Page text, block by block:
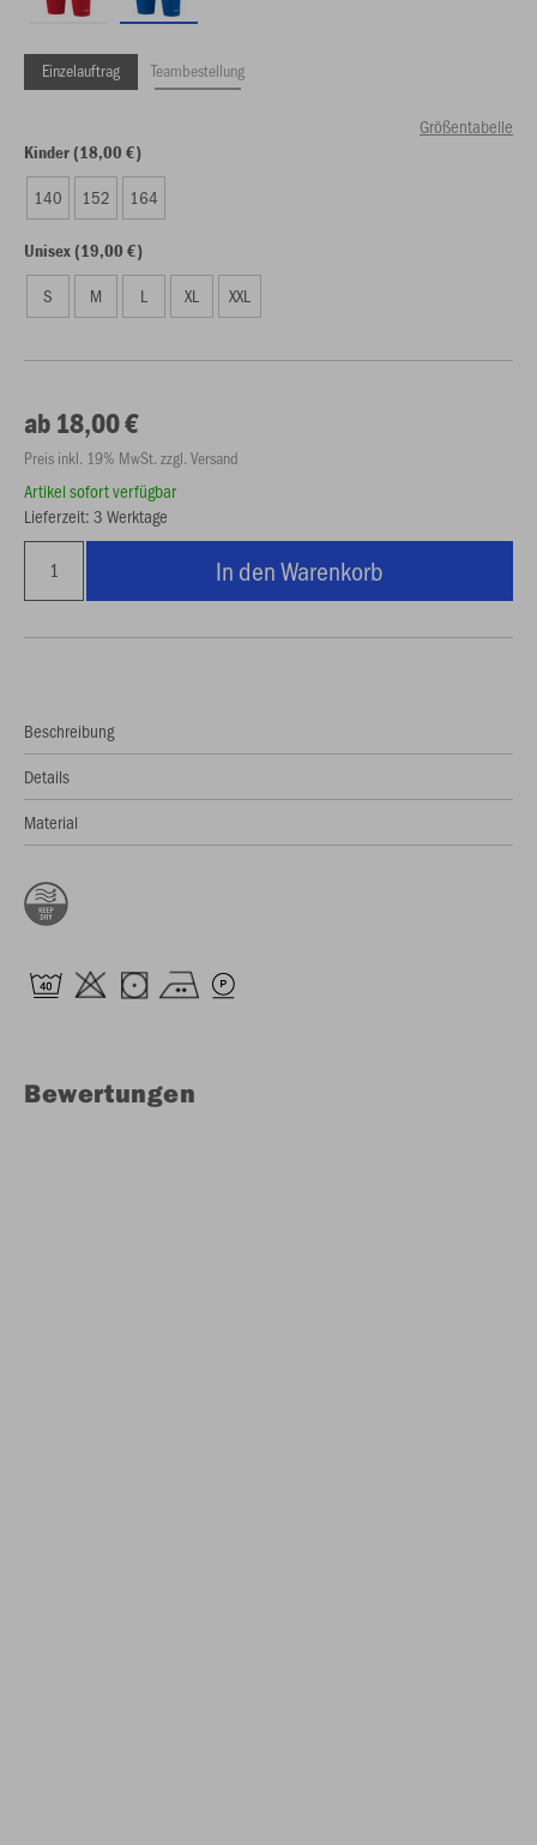
Einzelauftrag Teambestellung
Größentabelle
Kinder (18,00 €)
140 152 164
Unisex (19,00 €)
S M L XL XXL
ab 18,00 €
Preis inkl. 19% MwSt. zzgl. Versand
Artikel sofort verfügbar
Lieferzeit: 3 Werktage
In den Warenkorb
Beschreibung
Details
Material
Bewertungen